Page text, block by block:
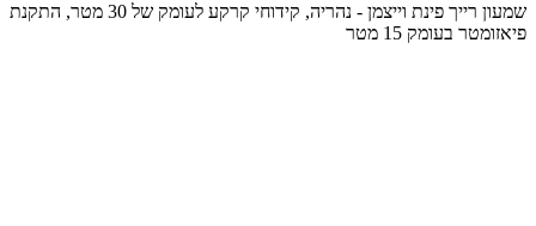
שמעון רייך פינת וייצמן - נהריה, קידוחי קרקע לעומק של 30 מטר, התקנת
פיאזומטר בעומק 15 מטר